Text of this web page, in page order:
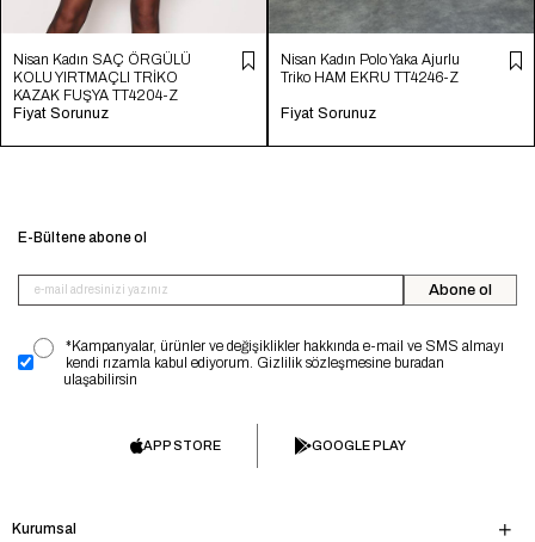
Nisan Kadın SAÇ ÖRGÜLÜ
KOLU YIRTMAÇLI TRİKO
KAZAK FUŞYA TT4204-Z
Fiyat Sorunuz
Nisan Kadın Polo Yaka Ajurlu
Triko HAM EKRU TT4246-Z
Fiyat Sorunuz
E-Bültene abone ol
Abone ol
*Kampanyalar, ürünler ve değişiklikler hakkında e-mail ve SMS almayı
kendi rızamla kabul ediyorum. Gizlilik sözleşmesine buradan
ulaşabilirsin
APP STORE GOOGLE PLAY
Kurumsal